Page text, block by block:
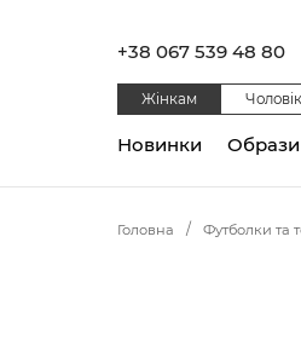
+38 067 539 48 80
Жінкам
Новинки Образи
Головна Футболки та